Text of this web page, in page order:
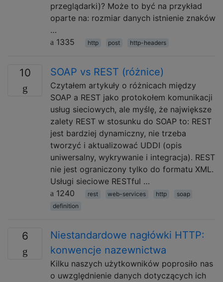
przeglądarki)? Może to być na przykład
oparte na: rozmiar danych istnienie znaków
…
1335
http post http-headers
10 SOAP vs REST (różnice)
Czytałem artykuły o różnicach między
SOAP a REST jako protokołem komunikacji
usług sieciowych, ale myślę, że największe
zalety REST w stosunku do SOAP to: REST
jest bardziej dynamiczny, nie trzeba
tworzyć i aktualizować UDDI (opis
uniwersalny, wykrywanie i integracja). REST
nie jest ograniczony tylko do formatu XML.
Usługi sieciowe RESTful …
1240
rest web-services http
soap
definition
6
Niestandardowe nagłówki HTTP:
konwencje nazewnictwa
Kilku naszych użytkowników poprosiło nas
o uwzględnienie danych dotyczących ich